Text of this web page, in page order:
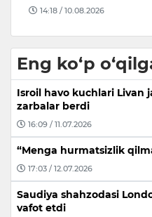
14:18 / 10.08.2026
Eng ko‘p
Isroil havo kuchlari Livan
zarbalar berdi
16:09 / 11.07.2026
“Menga hurmatsizlik
17:03 / 12.07.2026
Saudiya shahzodasi
vafot etdi